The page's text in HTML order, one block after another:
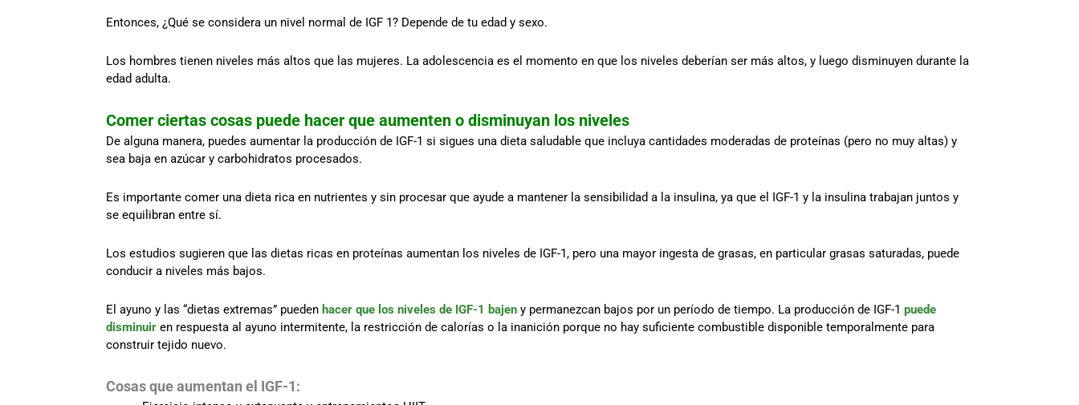
Entonces, ¿Qué se considera un nivel normal de IGF 1? Depende de tu edad y sexo.
Los hombres tienen niveles más altos que las mujeres. La adolescencia es el momento en que los niveles deberían ser más altos, y luego disminuyen durante la
edad adulta.
Comer ciertas cosas puede hacer que aumenten o disminuyan los niveles
De alguna manera, puedes aumentar la producción de IGF-1 si sigues una dieta saludable que incluya cantidades moderadas de proteínas (pero no muy altas) y
sea baja en azúcar y carbohidratos procesados.
Es importante comer una dieta rica en nutrientes y sin procesar que ayude a mantener la sensibilidad a la insulina, ya que el IGF-1 y la insulina trabajan juntos y
se equilibran entre sí.
Los estudios sugieren que las dietas ricas en proteínas aumentan los niveles de IGF-1, pero una mayor ingesta de grasas, en particular grasas saturadas, puede
conducir a niveles más bajos.
El ayuno y las “dietas extremas” pueden hacer que los niveles de IGF-1 bajen y permanezcan bajos por un período de tiempo. La producción de IGF-1 puede
disminuir en respuesta al ayuno intermitente, la restricción de calorías o la inanición porque no hay suficiente combustible disponible temporalmente para
construir tejido nuevo.
Cosas que aumentan el IGF-1: